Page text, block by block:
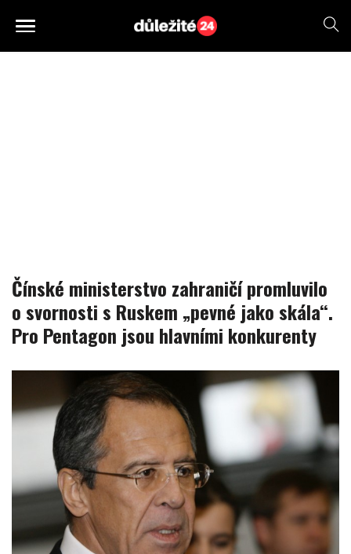
Čínské ministerstvo zahraničí promluvilo
o svornosti s Ruskem „pevné jako skála“.
Pro Pentagon jsou hlavními konkurenty